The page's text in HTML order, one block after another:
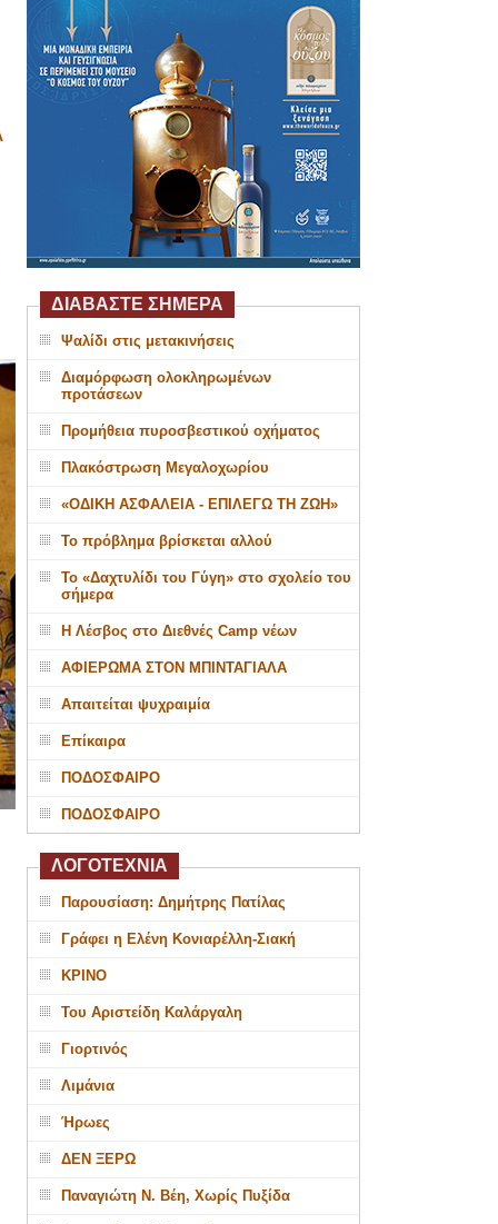
ΔΙΑΒΑΣΤΕ ΣΗΜΕΡΑ
Ψαλίδι στις μετακινήσεις
Διαμόρφωση ολοκληρωμένων
προτάσεων
Προμήθεια πυροσβεστικού οχήματος
Πλακόστρωση Μεγαλοχωρίου
«ΟΔΙΚΗ ΑΣΦΑΛΕΙΑ - ΕΠΙΛΕΓΩ ΤΗ ΖΩΗ»
Το πρόβλημα βρίσκεται αλλού
Το «Δαχτυλίδι του Γύγη» στο σχολείο του
σήμερα
Η Λέσβος στο Διεθνές Camp νέων
ΑΦΙΕΡΩΜΑ ΣΤΟΝ ΜΠΙΝΤΑΓΙΑΛΑ
Απαιτείται ψυχραιμία
Επίκαιρα
ΠΟΔΟΣΦΑΙΡΟ
ΠΟΔΟΣΦΑΙΡΟ
ΛΟΓΟΤΕΧΝΙΑ
Παρουσίαση: Δημήτρης Πατίλας
Γράφει η Ελένη Κονιαρέλλη-Σιακή
ΚΡΙΝΟ
Του Αριστείδη Καλάργαλη
Γιορτινός
Λιμάνια
Ήρωες
ΔΕΝ ΞΕΡΩ
Παναγιώτη Ν. Βέη, Χωρίς Πυξίδα